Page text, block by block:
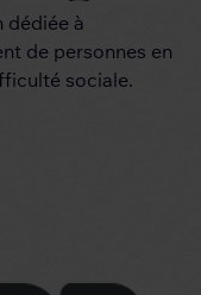
dédiée à
de personnes en
sociale.